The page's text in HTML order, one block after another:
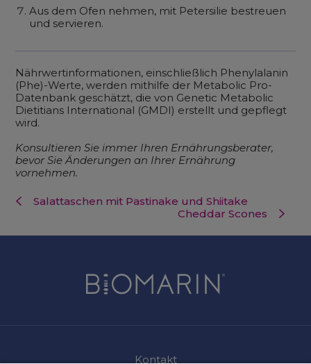
Aus dem Ofen nehmen, mit Petersilie bestreuen
und servieren.
Nährwertinformationen, einschließlich Phenylalanin
(Phe)-Werte, werden mithilfe der Metabolic Pro-
Datenbank geschätzt, die von Genetic Metabolic
Dietitians International (GMDI) erstellt und gepflegt
wird.
Konsultieren Sie immer Ihren Ernährungsberater,
bevor Sie Änderungen an Ihrer Ernährung
vornehmen.
Salattaschen mit Pastinake und Shiitake
Cheddar Scones
Kontakt